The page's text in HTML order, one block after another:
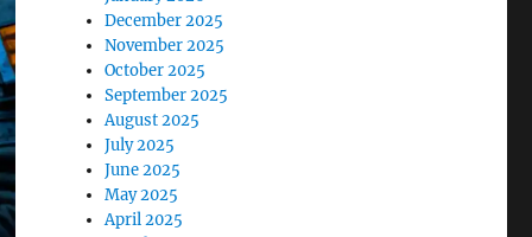
December 2025
November 2025
October 2025
September 2025
August 2025
July 2025
June 2025
May 2025
April 2025